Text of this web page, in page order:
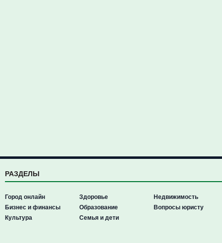
РАЗДЕЛЫ
Город онлайн
Бизнес и финансы
Культура
Здоровье
Образование
Семья и дети
Недвижимость
Вопросы юристу